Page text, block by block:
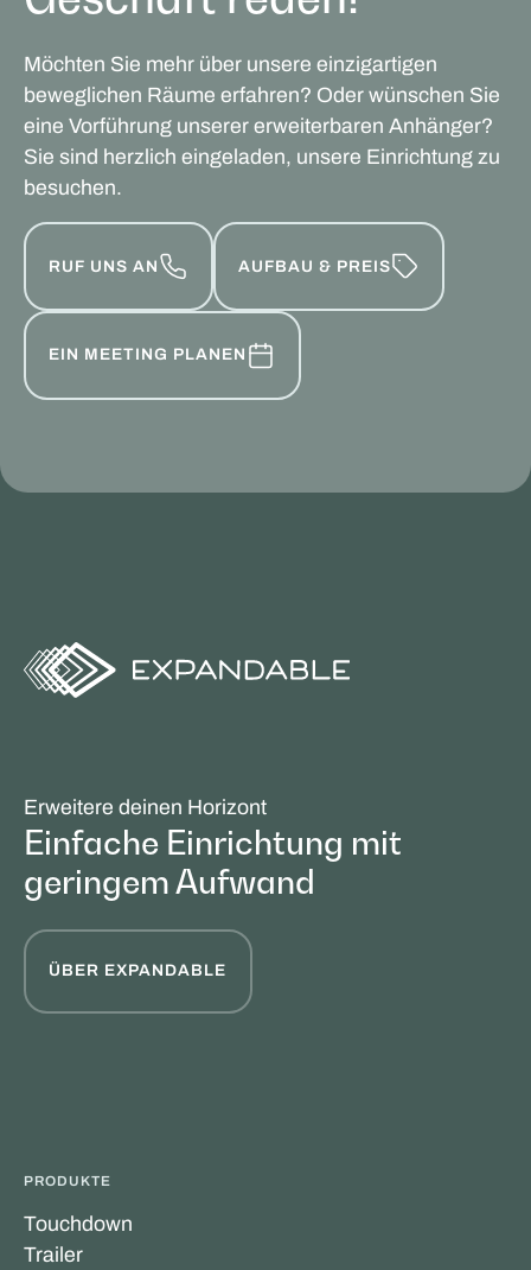
Möchten Sie mehr über unsere einzigartigen
beweglichen Räume erfahren? Oder wünschen Sie
eine Vorführung unserer erweiterbaren Anhänger?
Sie sind herzlich eingeladen, unsere Einrichtung zu
besuchen.
RUF UNS AN AUFBAU & PREIS
EIN MEETING PLANEN
Erweitere deinen Horizont
Einfache Einrichtung mit
geringem Aufwand
ÜBER EXPANDABLE
PRODUKTE
Touchdown
Trailer